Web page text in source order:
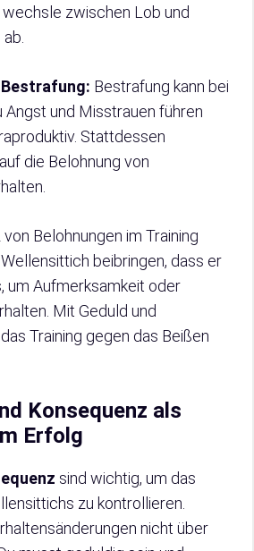
zwischen Lob und
Bestrafung kann bei
und Misstrauen führen
Stattdessen
die Belohnung von
Belohnungen im Training
beibringen, dass er
um Aufmerksamkeit oder
Mit Geduld und
Training gegen das Beißen
Konsequenz als
Erfolg
sind wichtig, um das
zu kontrollieren.
nicht über